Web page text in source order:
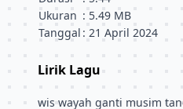
Ukuran : 5.49 MB
Tanggal : 21 April 2024
Lirik Lagu
wis wayah ganti musim